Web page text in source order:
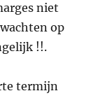
niet
op
!!.
termijn